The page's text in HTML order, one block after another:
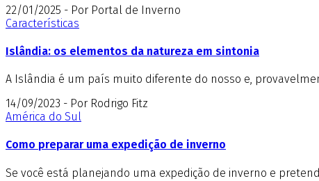
22/01/2025 - Por Portal de Inverno
Características
Islândia: os elementos da natureza em sintonia
A Islândia é um país muito diferente do nosso e,
14/09/2023 - Por Rodrigo Fitz
América do Sul
Como preparar uma expedição de inverno
Se você está planejando uma expedição de inverno e